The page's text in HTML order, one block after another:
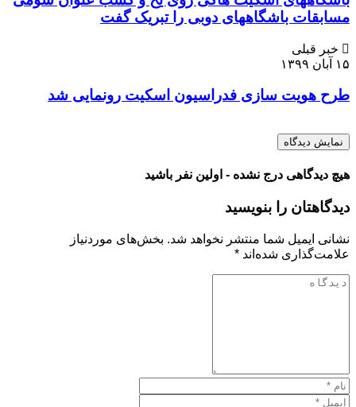
مسابقات باشگاههای دوبی را تبریک گفت
خبر قبلی
۱۵ آبان ۱۳۹۹
طرح هویت سازی فدراسیون اسکیت رونمایی شد
نمایش دیدگاه
هیچ دیدگاهی درج نشده - اولین نفر باشید
دیدگاهتان را بنویسید
نشانی ایمیل شما منتشر نخواهد شد. بخش‌های موردنیاز
علامت‌گذاری شده‌اند *